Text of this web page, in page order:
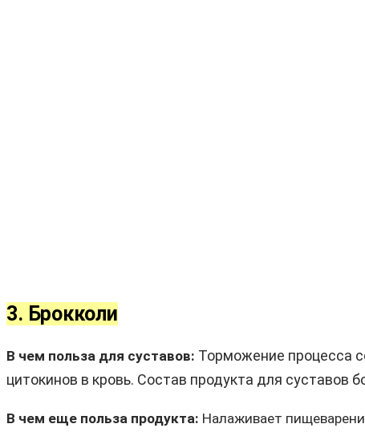
3. Брокколи
В чем польза для суставов: Торможение процесса
цитокинов в кровь. Состав продукта для суставов
В чем еще польза продукта: Налаживает